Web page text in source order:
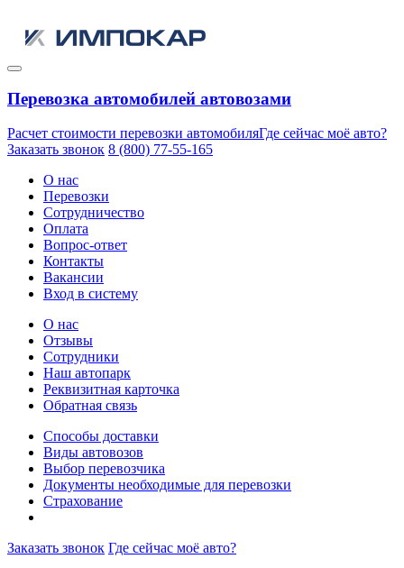
Перевозка автомобилей автовозами
Расчет стоимости перевозки автомобиляГде сейчас моё авто?
Заказать звонок 8 (800) 77-55-165
О нас
Перевозки
Сотрудничество
Оплата
Вопрос-ответ
Контакты
Вакансии
Вход в систему
О нас
Отзывы
Сотрудники
Наш автопарк
Реквизитная карточка
Обратная связь
Способы доставки
Виды автовозов
Выбор перевозчика
Документы необходимые для перевозки
Страхование
Заказать звонок Где сейчас моё авто?